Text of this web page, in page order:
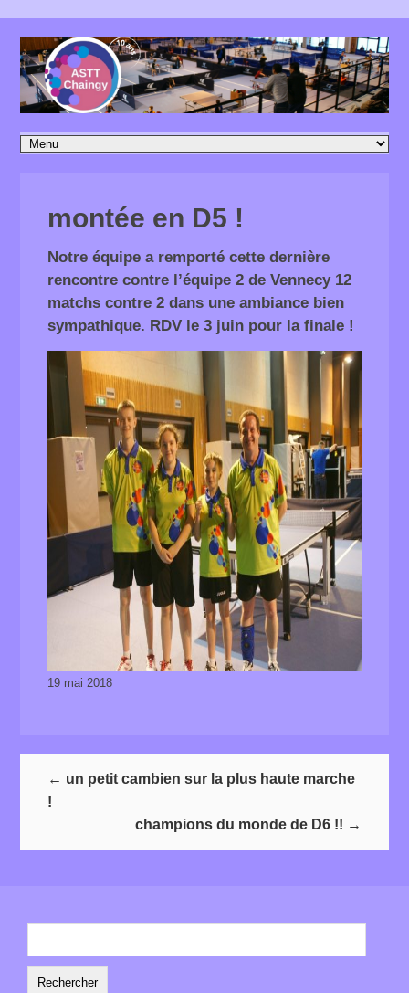
montée en D5 !
Notre équipe a remporté cette dernière
rencontre contre l’équipe 2 de Vennecy 12
matchs contre 2 dans une ambiance bien
sympathique. RDV le 3 juin pour la finale !
19 mai 2018
← un petit cambien sur la plus haute marche
!
champions du monde de D6 !! →